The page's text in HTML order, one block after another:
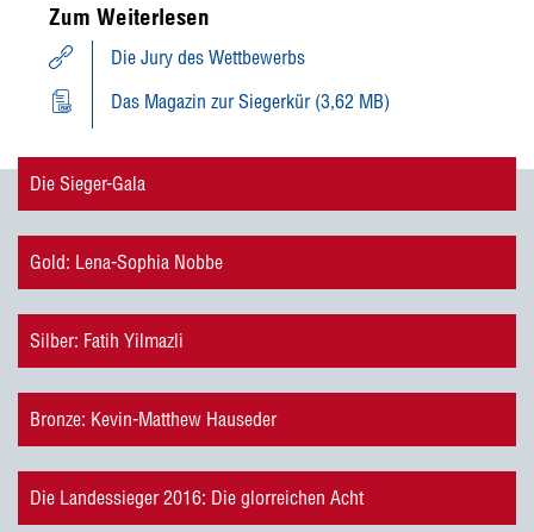
Zum Weiterlesen
Die Jury des Wettbewerbs
Das Magazin zur Siegerkür (3,62 MB)
Die Sieger-Gala
Gold: Lena-Sophia Nobbe
Silber: Fatih Yilmazli
Bronze: Kevin-Matthew Hauseder
Die Landessieger 2016: Die glorreichen Acht